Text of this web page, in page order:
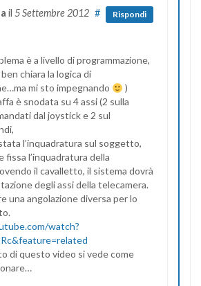
il 5 Settembre 2012 # Rispondi
è a livello di programmazione,
chiara la logica di
mi sto impegnando
)
è snodata su 4 assi (2 sulla
dal joystick e 2 sul
l’inquadratura sul soggetto,
fissa l’inquadratura della
il cavalletto, il sistema dovrà
degli assi della telecamera.
una angolazione diversa per lo
watch?
di questo video si vede come